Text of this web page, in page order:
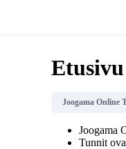
Etusivu
Joogama Online
Joogama
Tunnit